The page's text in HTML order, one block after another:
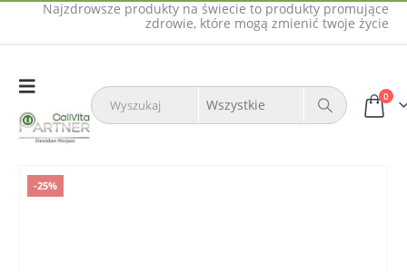
Najzdrowsze produkty na świecie to produkty promujące
zdrowie, które mogą zmienić twoje życie
0
-25%